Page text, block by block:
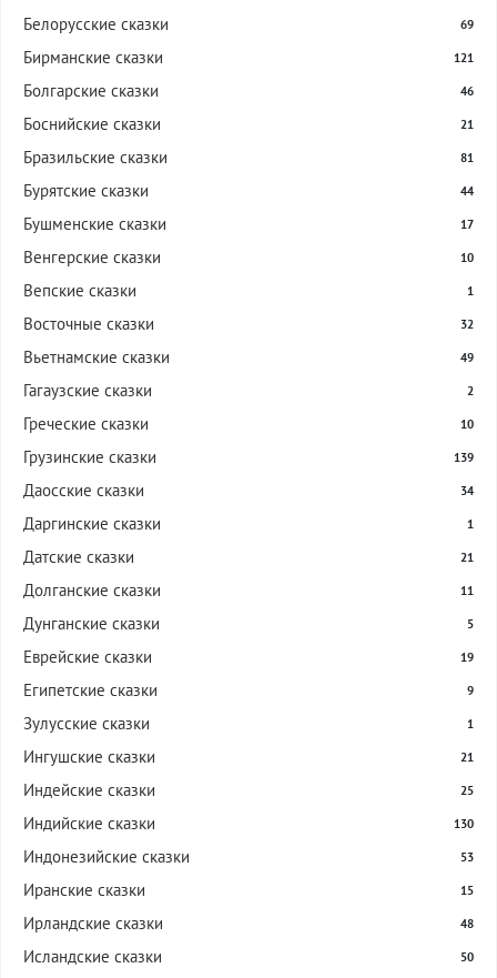
Белорусские сказки 69
Бирманские сказки 121
Болгарские сказки 46
Боснийские сказки 21
Бразильские сказки 81
Бурятские сказки 44
Бушменские сказки 17
Венгерские сказки 10
Вепские сказки 1
Восточные сказки 32
Вьетнамские сказки 49
Гагаузские сказки 2
Греческие сказки 10
Грузинские сказки 139
Даосские сказки 34
Даргинские сказки 1
Датские сказки 21
Долганские сказки 11
Дунганские сказки 5
Еврейские сказки 19
Египетские сказки 9
Зулусские сказки 1
Ингушские сказки 21
Индейские сказки 25
Индийские сказки 130
Индонезийские сказки 53
Иранские сказки 15
Ирландские сказки 48
Исландские сказки 50